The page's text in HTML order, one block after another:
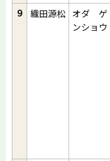
9
織田源松 オダ ゲ
ンショウ